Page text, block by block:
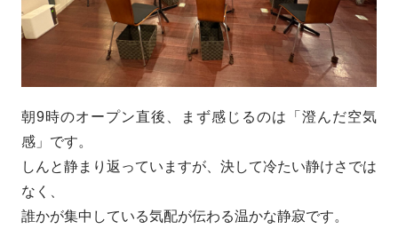
朝9時のオープン直後、まず感じるのは「澄んだ空気
感」です。
しんと静まり返っていますが、決して冷たい静けさでは
なく、
誰かが集中している気配が伝わる温かな静寂です。